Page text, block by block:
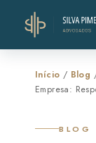
Início / Blog
Empresa:
BLOG